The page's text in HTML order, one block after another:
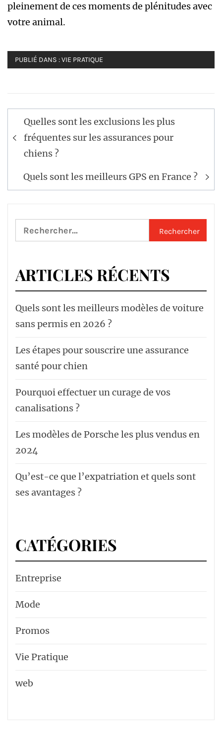
pleinement de ces moments de plénitudes avec
votre animal.
PUBLIÉ DANS :VIE PRATIQUE
Navigation
de
l’article
Quelles sont les exclusions les plus
fréquentes sur les assurances pour
chiens ?
Quels sont les meilleurs GPS en France ?
Rechercher :
ARTICLES RÉCENTS
Quels sont les meilleurs modèles de voiture
sans permis en 2026 ?
Les étapes pour souscrire une assurance
santé pour chien
Pourquoi effectuer un curage de vos
canalisations ?
Les modèles de Porsche les plus vendus en
2024
Qu’est-ce que l’expatriation et quels sont
ses avantages ?
CATÉGORIES
Entreprise
Mode
Promos
Vie Pratique
web